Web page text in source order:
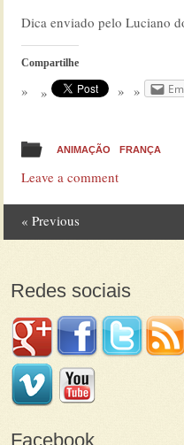
Dica enviado pelo Luciano
Compartilhe
ANIMAÇÃO FRANÇA
Leave a comment
Post
« Previous
Redes sociais
Facebook